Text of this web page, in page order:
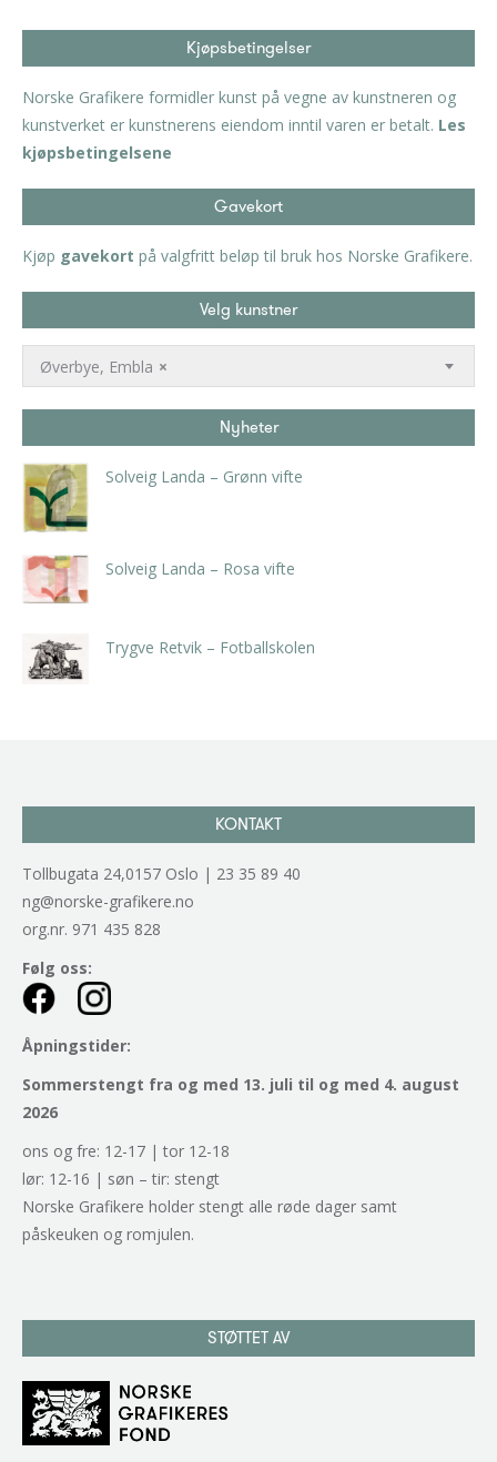
Kjøpsbetingelser
Norske Grafikere formidler kunst på vegne av kunstneren og
kunstverket er kunstnerens eiendom inntil varen er betalt. Les
kjøpsbetingelsene
Gavekort
Kjøp gavekort på valgfritt beløp til bruk hos Norske Grafikere.
Velg kunstner
×
Øverbye, Embla
Nyheter
Solveig Landa – Grønn vifte
Solveig Landa – Rosa vifte
Trygve Retvik – Fotballskolen
KONTAKT
Tollbugata 24,0157 Oslo | 23 35 89 40
ng@norske-grafikere.no
org.nr. 971 435 828
Følg oss:
Åpningstider:
Sommerstengt fra og med 13. juli til og med 4. august
2026
ons og fre: 12-17 | tor 12-18
lør: 12-16 | søn – tir: stengt
Norske Grafikere holder stengt alle røde dager samt
påskeuken og romjulen.
STØTTET AV